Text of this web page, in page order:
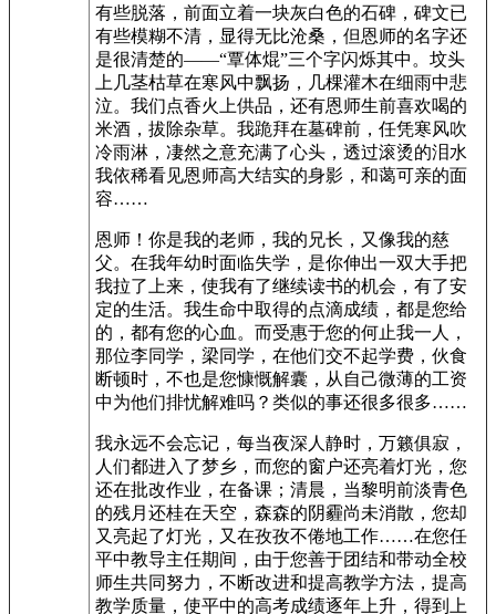
有些脱落，前面立着一块灰白色的石碑，碑文已
有些模糊不清，显得无比沧桑，但恩师的名字还
是很清楚的——“覃体焜”三个字闪烁其中。坟头
上几茎枯草在寒风中飘扬，几棵灌木在细雨中悲
泣。我们点香火上供品，还有恩师生前喜欢喝的
米酒，拔除杂草。我跪拜在墓碑前，任凭寒风吹
冷雨淋，凄然之意充满了心头，透过滚烫的泪水
我依稀看见恩师高大结实的身影，和蔼可亲的面
容……
恩师！你是我的老师，我的兄长，又像我的慈
父。在我年幼时面临失学，是你伸出一双大手把
我拉了上来，使我有了继续读书的机会，有了安
定的生活。我生命中取得的点滴成绩，都是您给
的，都有您的心血。而受惠于您的何止我一人，
那位李同学，梁同学，在他们交不起学费，伙食
断顿时，不也是您慷慨解囊，从自己微薄的工资
中为他们排忧解难吗？类似的事还很多很多……
我永远不会忘记，每当夜深人静时，万籁俱寂，
人们都进入了梦乡，而您的窗户还亮着灯光，您
还在批改作业，在备课；清晨，当黎明前淡青色
的残月还桂在天空，森森的阴霾尚未消散，您却
又亮起了灯光，又在孜孜不倦地工作……在您任
平中教导主任期间，由于您善于团结和带动全校
师生共同努力，不断改进和提高教学方法，提高
教学质量，使平中的高考成绩逐年上升，得到上